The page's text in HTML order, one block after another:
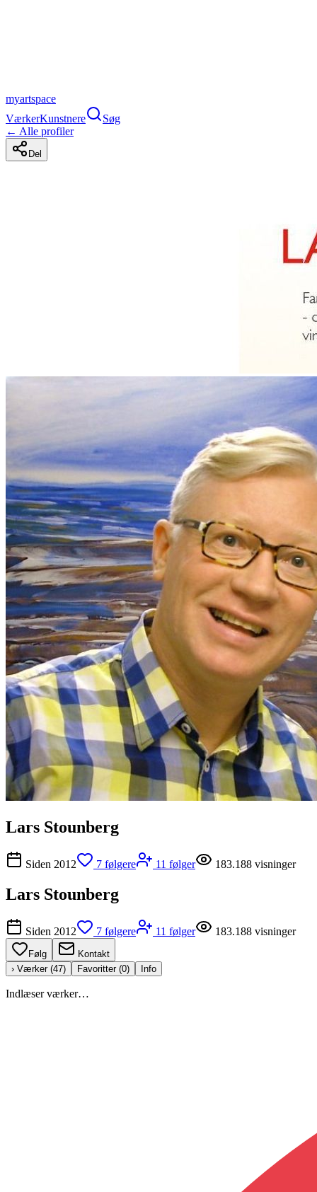
myartspace
VærkerKunstnere
Søg
← Alle profiler
Del
Lars Stounberg
Siden 2012 7 følgere 11 følger 183.188 visninger
Lars Stounberg
Siden 2012 7 følgere 11 følger 183.188 visninger
Følg
Kontakt
› Værker (47) Favoritter (0) Info
Indlæser værker…